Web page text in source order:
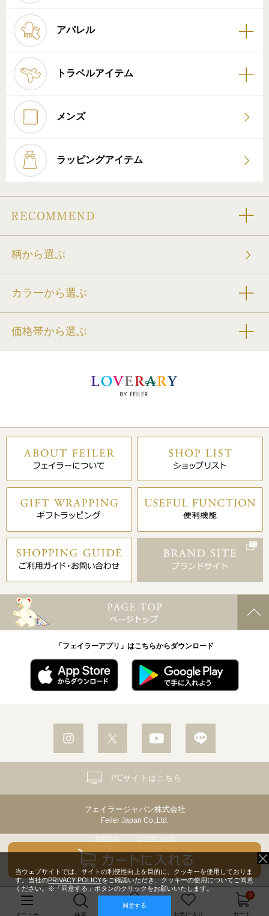
アパレル
トラベルアイテム
メンズ
ラッピングアイテム
柄から選ぶ
カラーから選ぶ
価格帯から選ぶ
「フェイラーアプリ」はこちらからダウンロード
フェイラージャパン株式会社
Feiler Japan Co.,Ltd.
個人情報保護方針・個人情報の取り扱いについて
Copyright© Feiler Japan Co.,Ltd. All Rights Reserved.
PCサイトはこちら
メニュー お気に入り
0
カート
当ウェブサイトでは、サイトの利便性向上を目的に、クッキーを使用しておりま
す。当社のPRIVACY POLICYをご確認いただき、クッキーの使用についてご同意
ください。※「同意する」ボタンのクリックをお願いいたします。
同意する